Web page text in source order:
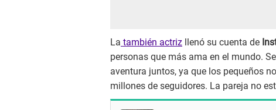
La también actriz llenó su cuenta de
personas que más ama en el mundo.
aventura juntos, ya que los pequeños
millones de seguidores. La pareja no